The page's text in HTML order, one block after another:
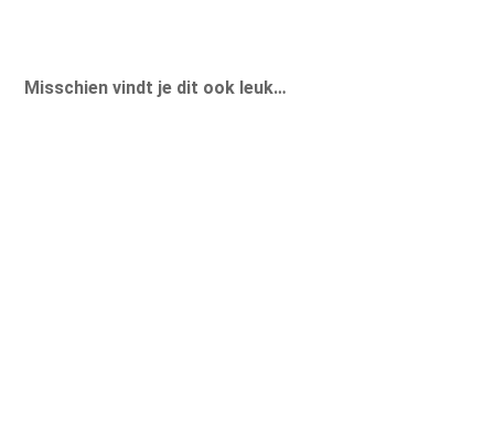
Misschien vindt je dit ook leuk…